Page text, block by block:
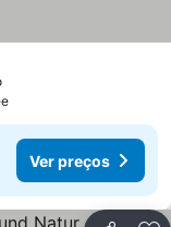
Ver preços